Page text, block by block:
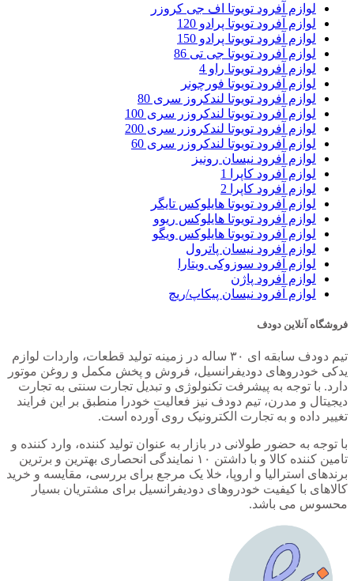
لوازم آفرود تویوتا اف جی کروزر
لوازم آفرود تویوتا پرادو 120
لوازم آفرود تویوتا پرادو 150
لوازم آفرود تویوتا جی تی 86
لوازم آفرود تویوتا راو 4
لوازم آفرود تویوتا فورچونر
لوازم آفرود تویوتا لندکروز سری 80
لوازم آفرود تویوتا لندکروزر سری 100
لوازم آفرود تویوتا لندکروزر سری 200
لوازم آفرود تویوتا لندکروزر سری 60
لوازم آفرود نیسان رونیز
لوازم آفرود کاپرا 1
لوازم آفرود کاپرا 2
لوازم آفرود تویوتا هایلوکس تایگر
لوازم آفرود تویوتا هایلوکس ریوو
لوازم آفرود تویوتا هایلوکس ویگو
لوازم آفرود نیسان پاترول
لوازم آفرود سوزوکی ویتارا
لوازم آفرود پاژن
لوازم آفرود نیسان پیکاپ/ریچ
فروشگاه آنلاین دودف
تیم دودف سابقه ای ۳۰ ساله در زمینه تولید قطعات، واردات لوازم
یدکی خودروهای دودیفرانسیل، فروش و پخش مکمل و روغن موتور
دارد. با توجه به پیشرفت تکنولوژی و تبدیل تجارت سنتی به تجارت
دیجیتال و مدرن، تیم دودف نیز فعالیت خودرا منطبق بر این فرایند
تغییر داده و به تجارت الکترونیک روی آورده است.
با توجه به حضور طولانی در بازار به عنوان تولید کننده، وارد کننده و
تامین کننده کالا و با داشتن ۱۰ نمایندگی انحصاری بهترین و برترین
برندهای استرالیا و اروپا، خلا یک مرجع برای بررسی، مقایسه و خرید
کالاهای با کیفیت خودروهای دودیفرانسیل برای مشتریان بسیار
محسوس می باشد.